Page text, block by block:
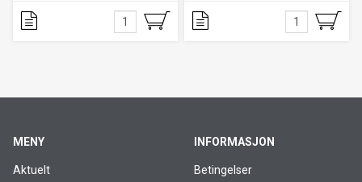
MENY
Aktuelt
INFORMASJON
Betingelser